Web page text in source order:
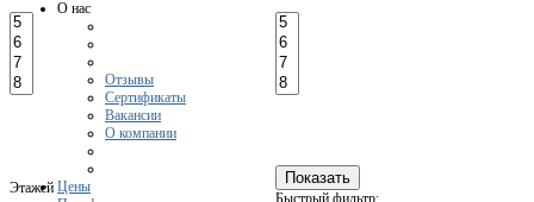
О нас
Отзывы
Сертификаты
Вакансии
О компании
Цены
Этажей
Быстрый фильтр: